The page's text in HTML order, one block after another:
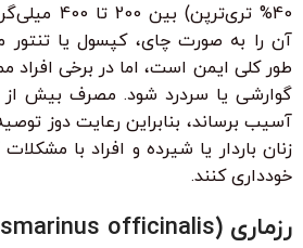
40%
آن را به صورت چای، کپسول یا تنتور
طور کلی ایمن است، اما در برخی
گوارشی یا سردرد شود. مصرف بیش
آسیب برساند، بنابراین رعایت دوز
زنان باردار یا شیرده و افراد با
خودداری کنند.
رزماری (Rosmarinus officinalis): عطر حافظه